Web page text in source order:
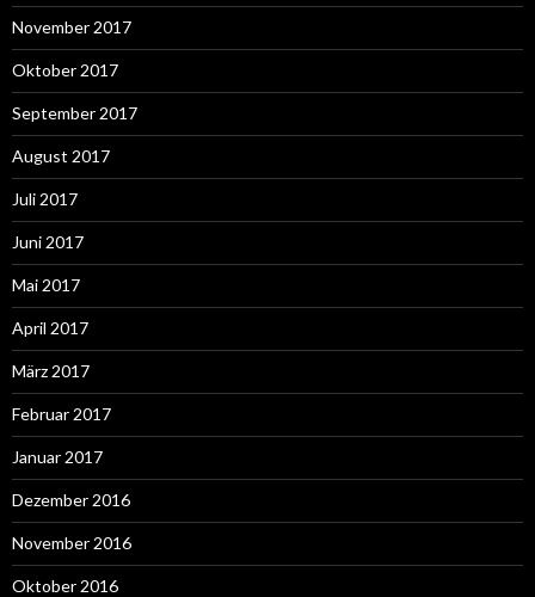
November 2017
Oktober 2017
September 2017
August 2017
Juli 2017
Juni 2017
Mai 2017
April 2017
März 2017
Februar 2017
Januar 2017
Dezember 2016
November 2016
Oktober 2016